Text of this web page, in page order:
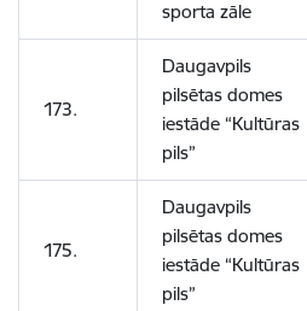
sporta zāle
173.
Daugavpils
pilsētas domes
iestāde “Kultūras
pils”
175.
Daugavpils
pilsētas domes
iestāde “Kultūras
pils”